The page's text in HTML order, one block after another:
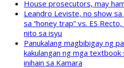
House prosecutors, may
Leandro Leviste, no show
sa “honey trap” vs. ES
nito sa isyu
Panukalang magbibigay ng
kakulangan ng mga textbook
inihain sa Kamara